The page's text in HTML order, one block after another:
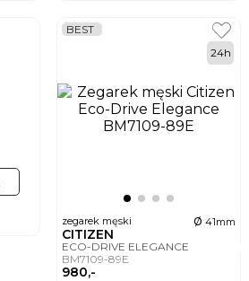
zegarek męski ø 41mm
CITIZEN
ECO-DRIVE ELEGANCE
BM7109-89E
980,-
BEST
24h